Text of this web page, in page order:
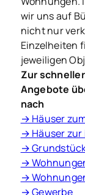
wir uns auf
nicht nur
Einzelheiten
jeweiligen
Zur
Angebote
nach
→ Häuser
→ Häuser zur
→
→
→
→ Gewerbe